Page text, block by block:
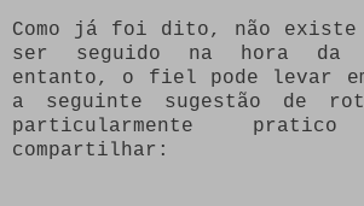
Como já foi dito, não existe
ser seguido na hora da
entanto, o fiel pode levar
a seguinte sugestão de
particularmente
compartilhar: